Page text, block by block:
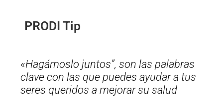
PRODI Tip
«Hagámoslo juntos”, son las palabras
clave con las que puedes ayudar a tus
seres queridos a mejorar su salud